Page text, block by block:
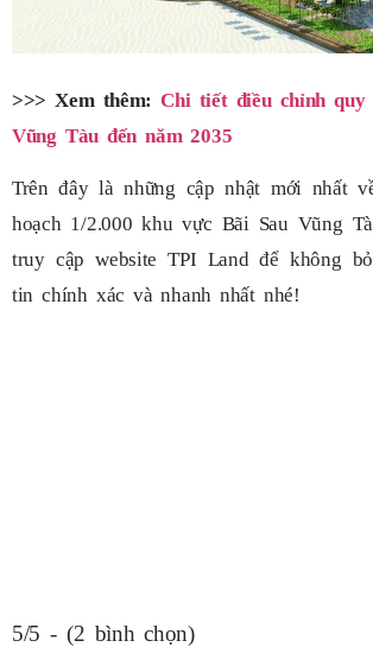
>>> Xem thêm: Chi tiết điều chỉnh quy
Vũng Tàu đến năm 2035
Trên đây là những cập nhật mới nhất
hoạch 1/2.000 khu vực Bãi Sau Vũng
truy cập website TPI Land để không
tin chính xác và nhanh nhất nhé!
5/5 - (2 bình chọn)